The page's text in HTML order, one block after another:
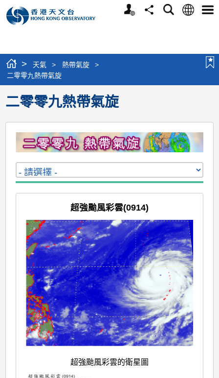
個
分
搜
語
選
> 天氣 > 熱帶氣旋
>
二零零九熱帶氣旋
二零零九熱帶氣旋
超強颱風彩雲(0914)
超強颱風彩雲的衛星圖